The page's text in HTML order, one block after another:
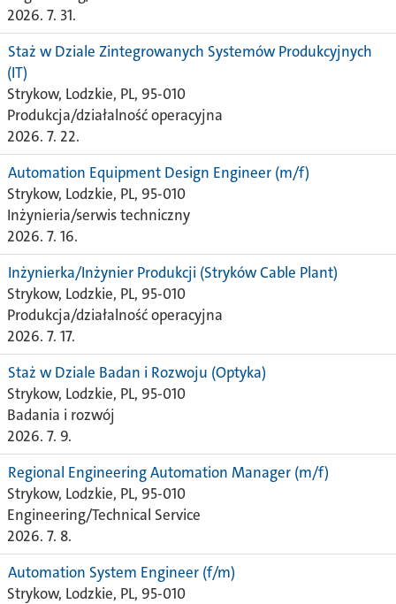
2026. 7. 31.
Staż w Dziale Zintegrowanych Systemów Produkcyjnych
(IT)
Strykow, Lodzkie, PL, 95-010
Produkcja/działalność operacyjna
2026. 7. 22.
Automation Equipment Design Engineer (m/f)
Strykow, Lodzkie, PL, 95-010
Inżynieria/serwis techniczny
2026. 7. 16.
Inżynierka/Inżynier Produkcji (Stryków Cable Plant)
Strykow, Lodzkie, PL, 95-010
Produkcja/działalność operacyjna
2026. 7. 17.
Staż w Dziale Badan i Rozwoju (Optyka)
Strykow, Lodzkie, PL, 95-010
Badania i rozwój
2026. 7. 9.
Regional Engineering Automation Manager (m/f)
Strykow, Lodzkie, PL, 95-010
Engineering/Technical Service
2026. 7. 8.
Automation System Engineer (f/m)
Strykow, Lodzkie, PL, 95-010